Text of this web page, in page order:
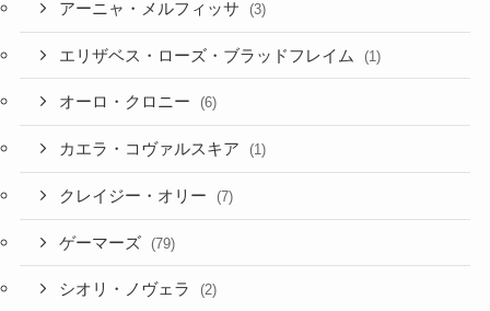
アーニャ・メルフィッサ (3)
エリザベス・ローズ・ブラッドフレイム (1)
オーロ・クロニー (6)
カエラ・コヴァルスキア (1)
クレイジー・オリー (7)
ゲーマーズ (79)
シオリ・ノヴェラ (2)